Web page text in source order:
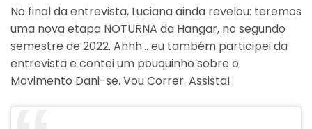
No final da entrevista, Luciana ainda revelou: teremos
uma nova etapa NOTURNA da Hangar, no segundo
semestre de 2022. Ahhh… eu também participei da
entrevista e contei um pouquinho sobre o
Movimento Dani-se. Vou Correr. Assista!